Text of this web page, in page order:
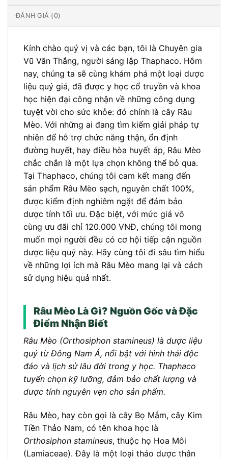
ĐÁNH GIÁ (0)
Kính chào quý vị và các bạn, tôi là Chuyên gia
Vũ Văn Thắng, người sáng lập Thaphaco. Hôm
nay, chúng ta sẽ cùng khám phá một loại dược
liệu quý giá, đã được y học cổ truyền và khoa
học hiện đại công nhận về những công dụng
tuyệt vời cho sức khỏe: đó chính là cây Râu
Mèo. Với những ai đang tìm kiếm giải pháp tự
nhiên để hỗ trợ chức năng thận, ổn định
đường huyết, hay điều hòa huyết áp, Râu Mèo
chắc chắn là một lựa chọn không thể bỏ qua.
Tại Thaphaco, chúng tôi cam kết mang đến
sản phẩm Râu Mèo sạch, nguyên chất 100%,
được kiểm định nghiêm ngặt để đảm bảo
dược tính tối ưu. Đặc biệt, với mức giá vô
cùng ưu đãi chỉ 120.000 VNĐ, chúng tôi mong
muốn mọi người đều có cơ hội tiếp cận nguồn
dược liệu quý này. Hãy cùng tôi đi sâu tìm hiểu
về những lợi ích mà Râu Mèo mang lại và cách
sử dụng hiệu quả nhất.
Râu Mèo Là Gì? Nguồn Gốc và Đặc
Điểm Nhận Biết
Râu Mèo (Orthosiphon stamineus) là dược liệu
quý từ Đông Nam Á, nổi bật với hình thái độc
đáo và lịch sử lâu đời trong y học. Thaphaco
tuyển chọn kỹ lưỡng, đảm bảo chất lượng và
dược tính nguyên vẹn cho sản phẩm.
Râu Mèo, hay còn gọi là cây Bọ Mắm, cây Kim
Tiền Thảo Nam, có tên khoa học là
Orthosiphon stamineus, thuộc họ Hoa Môi
(Lamiaceae). Đây là một loại thảo dược thân